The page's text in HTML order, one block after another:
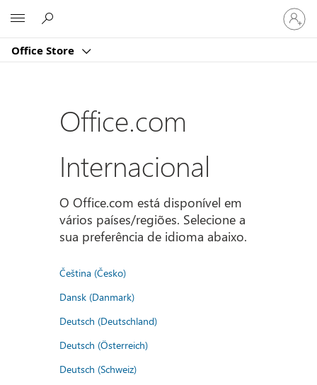
Office Store
Iniciar
sessão
na
Office.com
Internacional
O Office.com está disponível em
vários países/regiões. Selecione a
sua preferência de idioma abaixo.
Čeština (Česko)
Dansk (Danmark)
Deutsch (Deutschland)
Deutsch (Österreich)
Deutsch (Schweiz)